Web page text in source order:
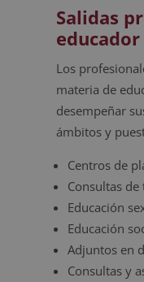
Salidas
Los
materia de
desempeñar
ámbitos y
Centros de
Consultas
Educación
Educación
Adjuntos en
Consultas y